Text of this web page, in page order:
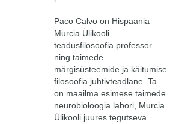
Paco Calvo on Hispaania
Murcia Ülikooli
teadusfilosoofia professor
ning taimede
märgisüsteemide ja käitumise
filosoofia juhtivteadlane. Ta
on maailma esimese taimede
neurobioloogia labori, Murcia
Ülikooli juures tegutseva